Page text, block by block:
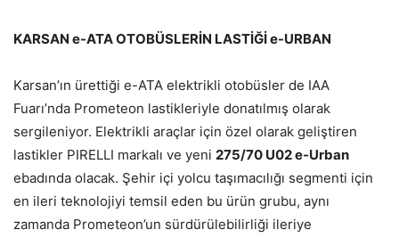
KARSAN e-ATA OTOBÜSLERİN LASTİĞİ e-URBAN
Karsan’ın ürettiği e-ATA elektrikli otobüsler de IAA
Fuarı’nda Prometeon lastikleriyle donatılmış olarak
sergileniyor. Elektrikli araçlar için özel olarak geliştiren
lastikler PIRELLI markalı ve yeni 275/70 U02 e-Urban
ebadında olacak. Şehir içi yolcu taşımacılığı segmenti için
en ileri teknolojiyi temsil eden bu ürün grubu, aynı
zamanda Prometeon’un sürdürülebilirliği ileriye